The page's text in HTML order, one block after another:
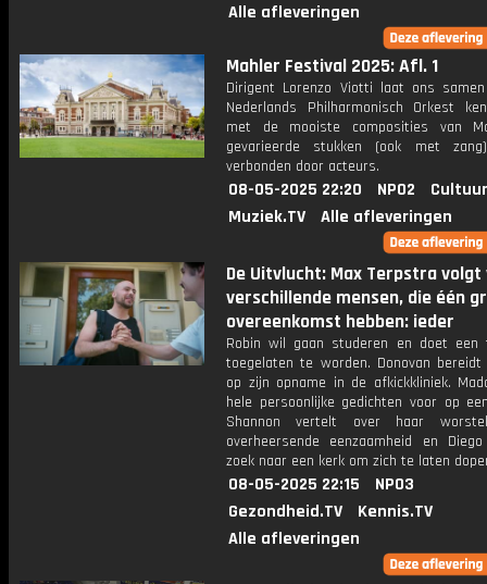
Alle afleveringen
Mahler Festival 2025: Afl. 1
Dirigent Lorenzo Viotti laat ons
Nederlands Philharmonisch Orkest
met de mooiste composities van
gevarieerde stukken (ook met
verbonden door acteurs.
08-05-2025 22:20 NPO2
Muziek.TV
Alle afleveringen
De Uitvlucht: Max Terpstra
verschillende mensen, die één
overeenkomst hebben: ieder
Robin wil gaan studeren en doet een
toegelaten te worden. Donovan
op zijn opname in de afkickkliniek.
hele persoonlijke gedichten voor op
Shannon vertelt over haar
overheersende eenzaamheid en
zoek naar een kerk om zich te laten
08-05-2025 22:15
NPO3
Gezondheid.TV
Kennis.TV
Alle afleveringen